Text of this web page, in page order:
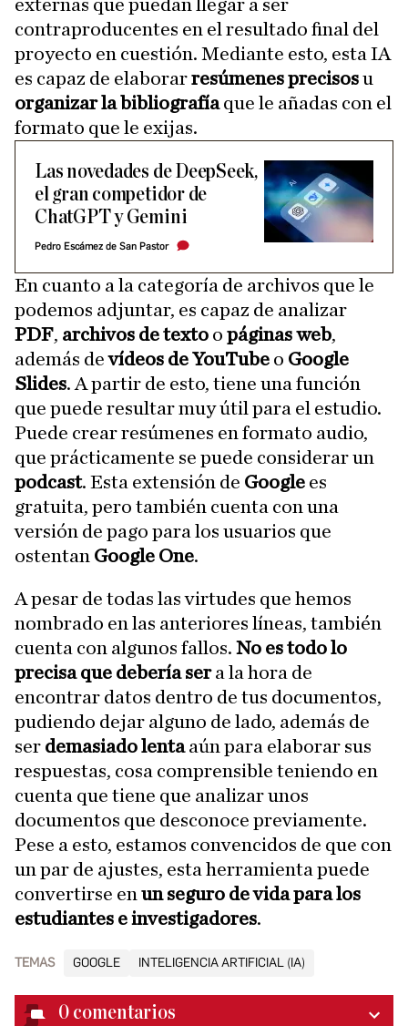
externas que puedan llegar a ser
contraproducentes en el resultado final del
proyecto en cuestión. Mediante esto, esta IA
es capaz de elaborarresúmenes precisosu
organizar la bibliografíaque le añadas con el
formato que le exijas.
Las novedades de DeepSeek,
el gran competidor de
ChatGPT y Gemini
Pedro Escámez de San Pastor
En cuanto a la categoría de archivos que le
podemos adjuntar, es capaz de analizar
PDF, archivos de texto o páginas web,
además devídeos de YouTube o Google
Slides. A partir de esto, tiene una función
que puede resultar muy útil para el estudio.
Puede crear resúmenes en formato audio,
que prácticamente se puede considerar un
podcast. Esta extensión de Google es
gratuita, pero también cuenta con una
versión de pago para los usuarios que
ostentan Google One.
A pesar de todas las virtudes que hemos
nombrado en las anteriores líneas, también
cuenta con algunos fallos. No es todo lo
precisa que debería sera la hora de
encontrar datos dentro de tus documentos,
pudiendo dejar alguno de lado, además de
ser demasiado lentaaún para elaborar sus
respuestas, cosa comprensible teniendo en
cuenta que tiene que analizar unos
documentos que desconoce previamente.
Pese a esto, estamos convencidos de que con
un par de ajustes, esta herramienta puede
convertirse en un seguro de vida para los
estudiantes e investigadores.
TEMAS GOOGLE INTELIGENCIA ARTIFICIAL (IA)
0 comentarios